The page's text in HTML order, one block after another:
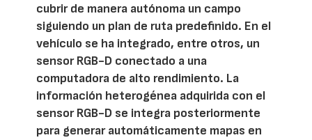
cubrir de manera autónoma un campo
siguiendo un plan de ruta predefinido. En el
vehículo se ha integrado, entre otros, un
sensor RGB-D conectado a una
computadora de alto rendimiento. La
información heterogénea adquirida con el
sensor RGB-D se integra posteriormente
para generar automáticamente mapas en